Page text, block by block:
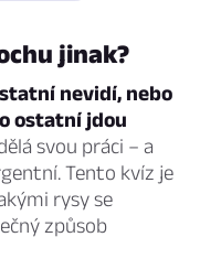
jinak?
nevidí, nebo
ostatní jdou
svou práci – a
Tento kvíz je
rysy se
způsob